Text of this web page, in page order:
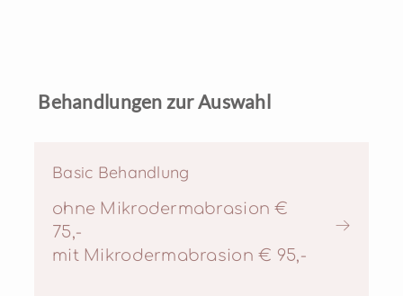
Behandlungen zur Auswahl
Basic Behandlung
ohne Mikrodermabrasion €
75,-
mit Mikrodermabrasion € 95,-